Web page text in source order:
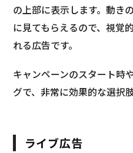
の上部に表示します。動き
に見てもらえるので、視覚
れる広告です。
キャンペーンのスタート時
グで、非常に効果的な選択
ライブ広告